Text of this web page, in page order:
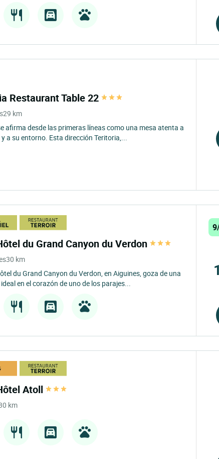
Restaurant Table 22
29 km
afirma desde las primeras líneas como una mesa atenta a
a su entorno. Esta dirección Teritoria,...
du Grand Canyon du Verdon
30 km
du Grand Canyon du Verdon, en Aiguines, goza de una
en el corazón de uno de los parajes...
Atoll
km